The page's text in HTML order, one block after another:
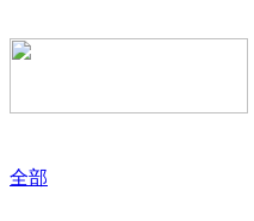
全部